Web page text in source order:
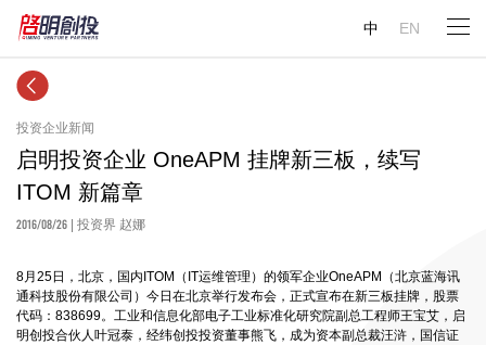
中 EN
投资企业新闻
启明投资企业 OneAPM 挂牌新三板，续写
ITOM 新篇章
2016/08/26 | 投资界 赵娜
8月 25日，北京，国内 ITOM （ IT运维管理）的领军企业OneAPM
（北京蓝海讯
通科技股份有限公司）今日在北京举行发布会，正式宣布在新三板挂牌，股票
代码： 838699。工业和信息化部电子工业标准化研究院副总工程师王宝艾，启
明创投合伙人叶冠泰，经纬创投投资董事熊飞，成为资本副总裁汪浒，国信证